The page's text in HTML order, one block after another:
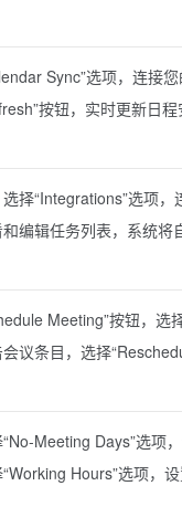
Sync”选项，连接
按钮，实时更新日程
择“Integrations”选项
编辑任务列表，系统将
Meeting”按钮，选
议条目，选择
Meeting Days”选项
Hours”选项，